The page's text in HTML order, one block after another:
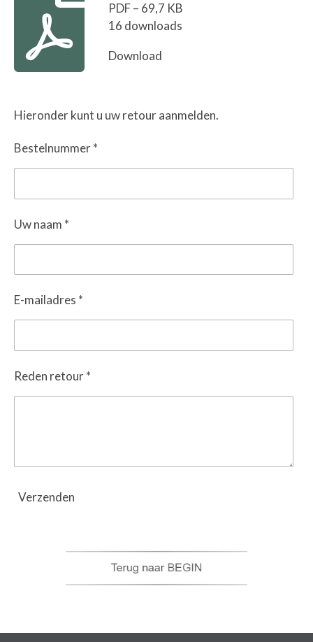
PDF – 69,7 KB
16 downloads
Download
Hieronder kunt u uw retour aanmelden.
Bestelnummer *
Uw naam *
E-mailadres *
Reden retour *
Verzenden